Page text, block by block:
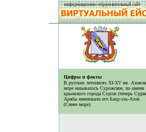
информационно-образовательный сайт
Цифры и факты
В русских летописях XI-XV вв.
море называлось Сурожское, по имени
крымского города Сурож (теперь
Арабы именовали его Бахр-эль-Азов
(Синее море).